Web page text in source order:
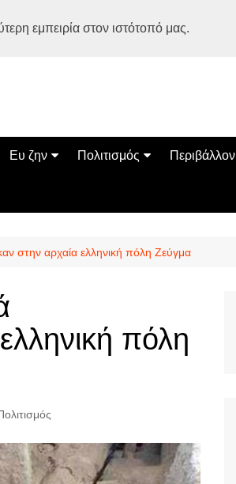
εμπειρία στον ιστότοπό μας.
Ευ ζην
Αυτοβελτίωση
Πολιτισμός
Εκδηλώσεις
Βόλτα στην Ελλάδα
Περιβάλλον
Οικολογία
στην αρχαία ελληνική πόλη Ζεύγμα
πόλη